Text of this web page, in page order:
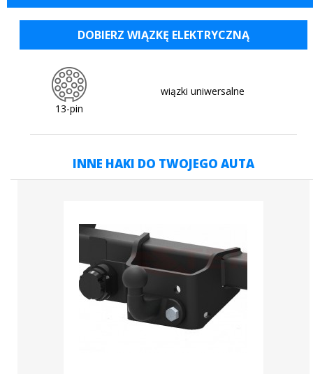
DOBIERZ WIĄZKĘ ELEKTRYCZNĄ
13-pin
wiązki uniwersalne
INNE HAKI DO TWOJEGO AUTA